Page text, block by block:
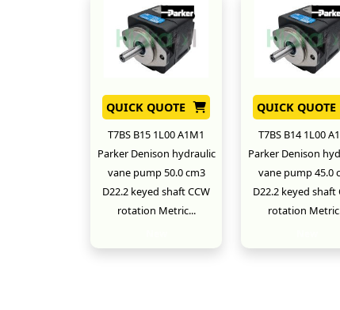
QUICK QUOTE
T7BS B15 1L00 A1M1
Parker Denison hydraulic
vane pump 50.0 cm3
D22.2 keyed shaft CCW
rotation Metric...
QUICK QUOTE
T7BS B14 1L00
Parker Denison
vane pump 45.0
D22.2 keyed shaft
rotation